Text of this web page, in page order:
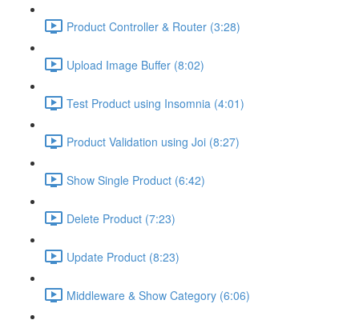
Product Controller & Router (3:28)
Upload Image Buffer (8:02)
Test Product using Insomnia (4:01)
Product Validation using Joi (8:27)
Show Single Product (6:42)
Delete Product (7:23)
Update Product (8:23)
Middleware & Show Category (6:06)